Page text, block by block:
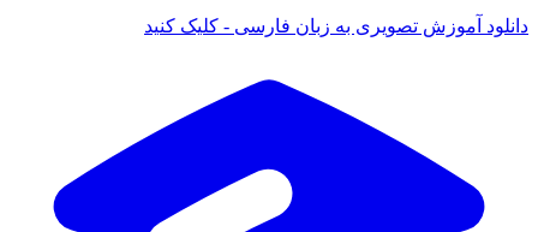
آموزش تصویری به زبان فارسی - کلیک کنید